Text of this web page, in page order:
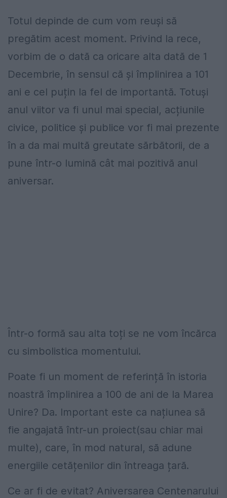
Totul depinde de cum vom reuși să
pregătim acest moment. Privind la rece,
vorbim de o dată ca oricare alta dată de 1
Decembrie, în sensul că și împlinirea a 101
ani e cel puțin la fel de importantă. Totuși
anul viitor va fi unul mai special, acțiunile
civice, politice și publice vor fi mai prezente
în a da mai multă greutate sărbătorii, de a
pune într-o lumină cât mai pozitivă anul
aniversar.
Într-o formă sau alta toți se ne vom încărca
cu simbolistica momentului.
Poate fi un moment de referință în istoria
noastră împlinirea a 100 de ani de la Marea
Unire? Da. Important este ca națiunea să
fie angajată într-un proiect(sau chiar mai
multe), care, în mod natural, să adune
energiile cetățenilor din întreaga țară.
Ce ar fi de evitat? Aniversarea Centenarului